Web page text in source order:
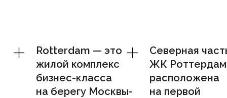
Rotterdam — это
жилой комплекс
бизнес-класса
на берегу Москвы-
Северная
ЖК Роттердам
расположена
на первой